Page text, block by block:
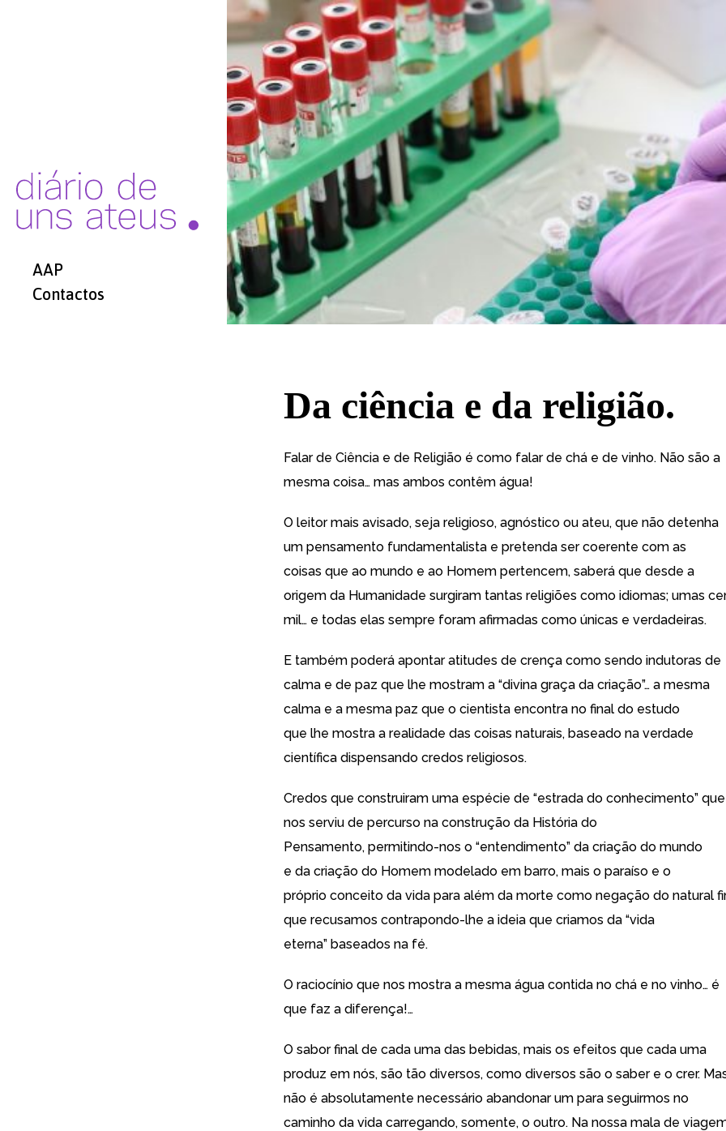
AAP
Contactos
Da ciência e da religião.
Falar de Ciência e de Religião é como falar de chá e de vinho. Não são a
mesma coisa… mas ambos contêm água!
O leitor mais avisado, seja religioso, agnóstico ou ateu, que não detenha
um pensamento fundamentalista e pretenda ser coerente com as
coisas que ao mundo e ao Homem pertencem, saberá que desde a
origem da Humanidade surgiram tantas religiões como idiomas; umas
mil… e todas elas sempre foram afirmadas como únicas e verdadeiras.
E também poderá apontar atitudes de crença como sendo indutoras de
calma e de paz que lhe mostram a “divina graça da criação”… a mesma
calma e a mesma paz que o cientista encontra no final do estudo
que lhe mostra a realidade das coisas naturais, baseado na verdade
científica dispensando credos religiosos.
Credos que construiram uma espécie de “estrada do conhecimento” que
nos serviu de percurso na construção da História do
Pensamento, permitindo-nos o “entendimento” da criação do mundo
e da criação do Homem modelado em barro, mais o paraíso e o
próprio conceito da vida para além da morte como negação do natural
que recusamos contrapondo-lhe a ideia que criamos da “vida
eterna” baseados na fé.
O raciocínio que nos mostra a mesma água contida no chá e no vinho… é
que faz a diferença!…
O sabor final de cada uma das bebidas, mais os efeitos que cada uma
produz em nós, são tão diversos, como diversos são o saber e o crer.
não é absolutamente necessário abandonar um para seguirmos no
caminho da vida carregando, somente, o outro. Na nossa mala de